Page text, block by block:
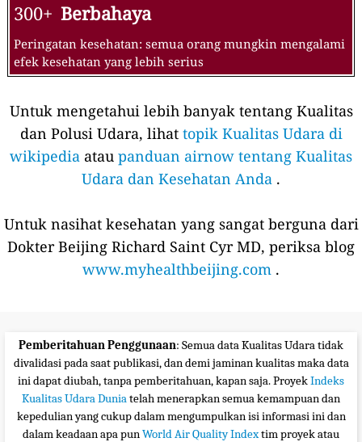
300+ Berbahaya
Peringatan kesehatan: semua orang mungkin mengalami
efek kesehatan yang lebih serius
Untuk mengetahui lebih banyak tentang Kualitas
dan Polusi Udara, lihat topik Kualitas Udara di
wikipedia atau panduan airnow tentang Kualitas
Udara dan Kesehatan Anda .
Untuk nasihat kesehatan yang sangat berguna dari
Dokter Beijing Richard Saint Cyr MD, periksa blog
www.myhealthbeijing.com .
Pemberitahuan Penggunaan: Semua data Kualitas Udara tidak
divalidasi pada saat publikasi, dan demi jaminan kualitas maka data
ini dapat diubah, tanpa pemberitahuan, kapan saja. ProyekIndeks
Kualitas Udara Duniatelah menerapkan semua kemampuan dan
kepedulian yang cukup dalam mengumpulkan isi informasi ini dan
dalam keadaan apa punWorld Air Quality Indextim proyek atau